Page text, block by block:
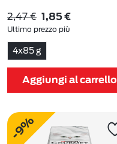
2,47 € 1,85 €
Ultimo prezzo più
basso: 2,47 €
4x85 g
Aggiungi al carrello
-9%